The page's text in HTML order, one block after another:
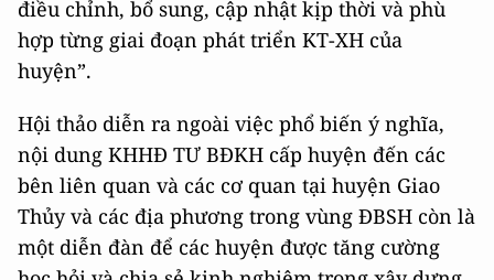
điều chỉnh, bổ sung, cập nhật kịp thời và phù
hợp từng giai đoạn phát triển KT-XH của
huyện”.
Hội thảo diễn ra ngoài việc phổ biến ý nghĩa,
nội dung KHHĐ TƯ BĐKH cấp huyện đến các
bên liên quan và các cơ quan tại huyện Giao
Thủy và các địa phương trong vùng ĐBSH còn là
một diễn đàn để các huyện được tăng cường